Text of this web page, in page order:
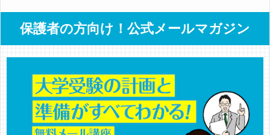
保護者の方向け！公式メールマガジン